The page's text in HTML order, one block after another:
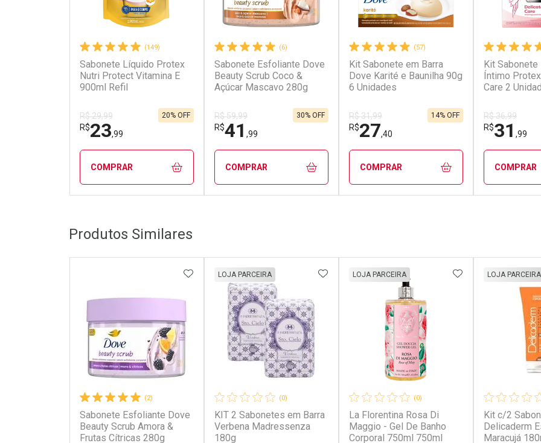
(149)
Sabonete Líquido Protex
Nutri Protect Vitamina E
900ml Refil
R$ 29,99
R$23,99
20% OFF
COMPRAR
Laboratório
Ativar Desconto
Por Menos
(6)
Sabonete Esfoliante Dove
Beauty Scrub Coco &
Açúcar Mascavo 280g
R$ 59,99
R$41 ,99
30% OFF
COMPRAR
Ativar Desconto
(57)
Kit Sabonete em Barra
Dove Karité e Baunilha 90g
6 Unidades
R$ 31,99
R$27,40
14% OFF
COMPRAR
Ativar Desconto
Kit Sabonete
Íntimo
Care 2
R$ 36,99
R$31 ,99
COMPRAR
Ativar
Produtos Similares
(2)
Sabonete Esfoliante Dove
Beauty Scrub Amora &
Frutas Cítricas 280g
ADICIONAR AOS FAVORITOS
(0)
KIT 2 Sabonetes em Barra
Verbena Madressenza
180g
LOJA PARCEIRA ADICIONAR AOS FAVORITOS
(0)
La Florentina Rosa Di
Maggio - Gel De Banho
Corporal 750ml 750ml
LOJA PARCEIRA ADICIONAR AOS
Kit c/2
Delicaderm
Maracujá
LOJA PARCEIRA